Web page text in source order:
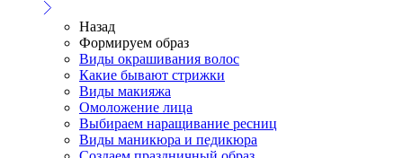
Назад
Формируем образ
Виды окрашивания волос
Какие бывают стрижки
Виды макияжа
Омоложение лица
Выбираем наращивание ресниц
Виды маникюра и педикюра